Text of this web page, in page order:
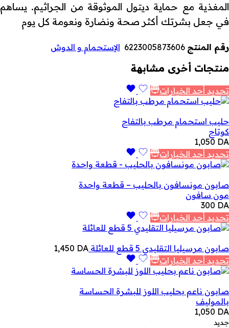
المغذية مع حماية ديتول الموثوقة من الجراثيم. يساهم
في جعل بشرتك أكثر صحة ونضارة ونعومة كل يوم
رقم المنتج 6223005873606 الإستحمام و الدوش
منتجات أخرى مشابهة
تحديد أحد الخيارات
حليب استحمام مرطب بالتفاح
كوتاج
1,050 DA
تحديد أحد الخيارات
صابون مونسافون بالحليب – قطعة واحدة
مون سافون
300 DA
تحديد أحد الخيارات
صابون مرسيليا التقليدي 5 قطع للعائلة 1,450 DA
تحديد أحد الخيارات
صابون ناعم بحليب اللوز للبشرة الحساسة
بالموليف
1,050 DA
جديد